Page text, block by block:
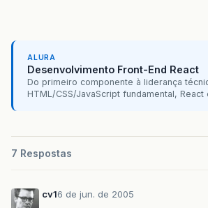
ALURA
Desenvolvimento Front-End React
Do primeiro componente à liderança
HTML/CSS/JavaScript fundamental, React
7 Respostas
cv16 de jun. de 2005